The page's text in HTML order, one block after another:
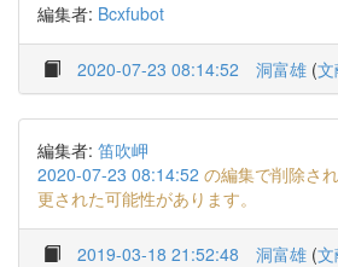
編集者: Bcxfubot
2020-07-23 08:14:52 洞富雄 (
編集者: 笛吹岬
2020-07-23 08:14:52 の編集で削除さ
更された可能性があります。
2019-03-18 21:52:48 洞富雄 (